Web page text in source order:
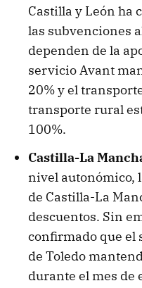
Castilla y León ha
las subvenciones
dependen de la
servicio Avant
20% y el
transporte rural
100%.
Castilla-La
nivel autonómico,
de Castilla-La
descuentos. Sin
confirmado que el
de Toledo
durante el mes de